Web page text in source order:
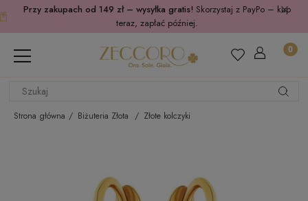
Przy zakupach od 149 zł – wysyłka gratis! Skorzystaj z PayPo – kup
teraz, zapłać później.
Strona główna Biżuteria Złota Złote kolczyki